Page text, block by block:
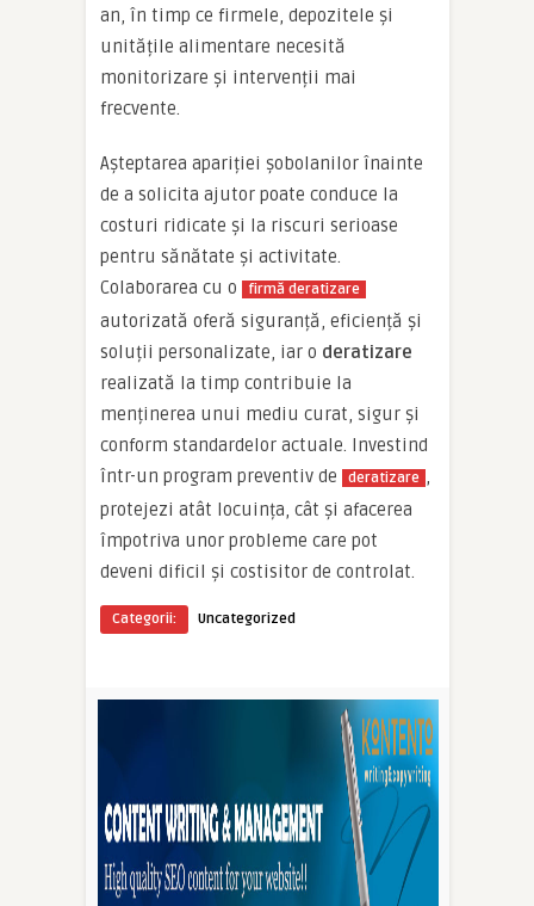
an, în timp ce firmele, depozitele și
unitățile alimentare necesită
monitorizare și intervenții mai
frecvente.
Așteptarea apariției șobolanilor înainte
de a solicita ajutor poate conduce la
costuri ridicate și la riscuri serioase
pentru sănătate și activitate.
Colaborarea cu o
firmă deratizare
autorizată oferă siguranță, eficiență și
soluții personalizate, iar o deratizare
realizată la timp contribuie la
menținerea unui mediu curat, sigur și
conform standardelor actuale. Investind
într-un program preventiv de
deratizare ,
protejezi atât locuința, cât și afacerea
împotriva unor probleme care pot
deveni dificil și costisitor de controlat.
Categorii: Uncategorized